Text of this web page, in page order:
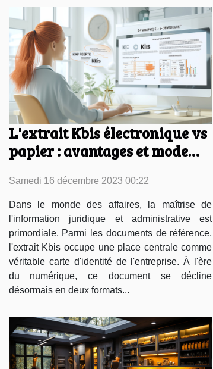
L'extrait Kbis électronique vs
papier : avantages et mode
Samedi 16 décembre 2023 00:22
Dans le monde des affaires, la maîtrise de
l'information juridique et administrative est
primordiale. Parmi les documents de référence,
l'extrait Kbis occupe une place centrale comme
véritable carte d'identité de l'entreprise. À l'ère
du numérique, ce document se décline
désormais en deux formats...